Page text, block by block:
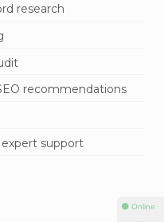
research
recommendations
expert support
⚫ Online